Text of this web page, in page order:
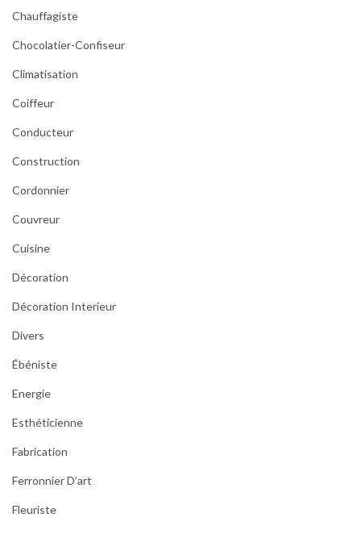
Chauffagiste
Chocolatier-Confiseur
Climatisation
Coiffeur
Conducteur
Construction
Cordonnier
Couvreur
Cuisine
Décoration
Décoration Interieur
Divers
Ébéniste
Energie
Esthéticienne
Fabrication
Ferronnier D’art
Fleuriste